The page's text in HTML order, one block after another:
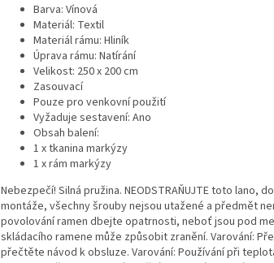
Barva: Vínová
Materiál: Textil
Materiál rámu: Hliník
Úprava rámu: Natírání
Velikost: 250 x 200 cm
Zasouvací
Pouze pro venkovní použití
Vyžaduje sestavení: Ano
Obsah balení:
1 x tkanina markýzy
1 x rám markýzy
Nebezpečí! Silná pružina. NEODSTRAŇUJTE toto lano,
montáže, všechny šrouby nejsou utažené a předmět
povolování ramen dbejte opatrnosti, neboť jsou pod
skládacího ramene může způsobit zranění. Varování:
přečtěte návod k obsluze. Varování: Používání při